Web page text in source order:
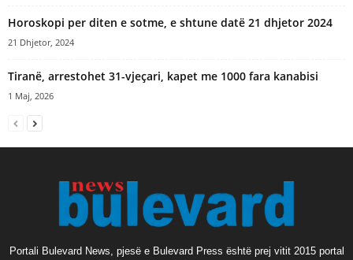
Horoskopi per diten e sotme, e shtune datë 21 dhjetor 2024
21 Dhjetor, 2024
Tiranë, arrestohet 31-vjeçari, kapet me 1000 fara kanabisi
1 Maj, 2026
Portali Bulevard News, pjesë e Bulevard Press është prej vitit 2015 portal